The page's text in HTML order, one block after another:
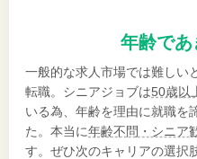
年齢で
一般的な求人市場では難しい
転職。シニアジョブは50歳以
いる為、年齢を理由に就職を
た。本当に年齢不問・シニア
す。ぜひ次のキャリアの選択